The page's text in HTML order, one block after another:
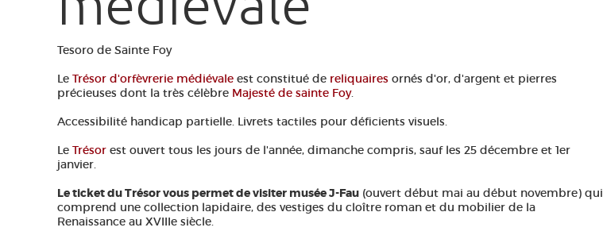
Tesoro de Sainte Foy
Le Trésor d'orfèvrerie médiévale est constitué de reliquaires ornés d'or, d'argent et pierres
précieuses dont la très célèbre Majesté de sainte Foy.
Accessibilité handicap partielle. Livrets tactiles pour déficients visuels.
Le Trésor est ouvert tous les jours de l'année, dimanche compris, sauf les 25 décembre et 1er
janvier.
Le ticket du Trésor vous permet de visiter musée J-Fau (ouvert début mai au début novembre) qui
comprend une collection lapidaire, des vestiges du cloître roman et du mobilier de la
Renaissance au XVIIIe siècle.